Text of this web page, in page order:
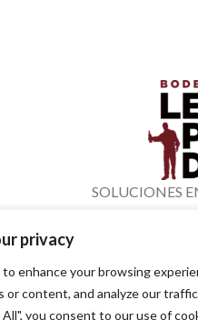
privacy
enhance your browsing
or content, and analyze our
you consent to our use of
SOLUCIONES